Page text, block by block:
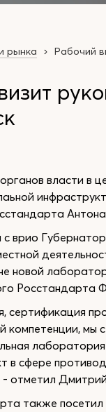
рынка Рабочий
власти в
с врио
новой
Росстандарта
сертификация
компетенции, мы
в сфере
отметил
также